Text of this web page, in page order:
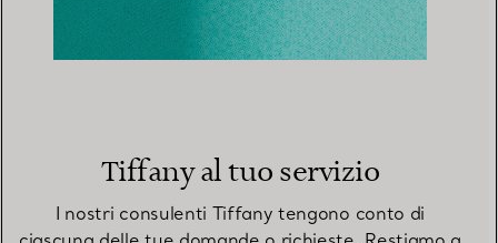
Tiffany al tuo servizio
I nostri consulenti Tiffany tengono conto di